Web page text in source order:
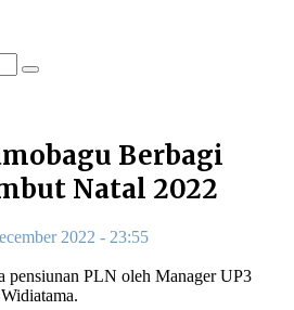
Berbagi
Natal 2022
2022 - 23:55
pensiunan PLN oleh Manager UP3